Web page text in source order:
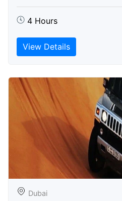
4 Hours
View Details
Dubai